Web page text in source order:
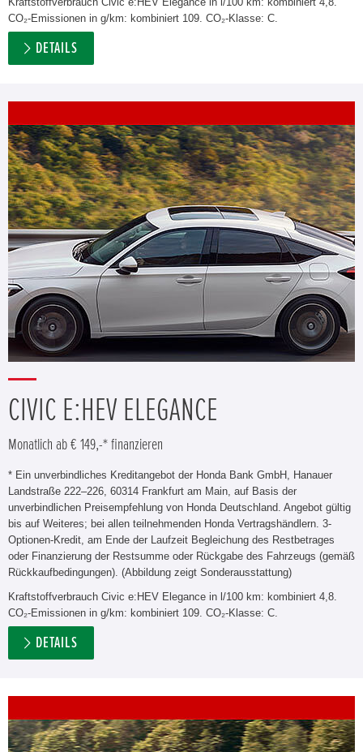
CO₂-Emissionen in g/km: kombiniert 109. CO₂-Klasse: C.
DETAILS
CIVIC E:HEV ELEGANCE
Monatlich ab € 149,-* finanzieren
* Ein unverbindliches Kreditangebot der Honda Bank GmbH, Hanauer
Landstraße 222–226, 60314 Frankfurt am Main, auf Basis der
unverbindlichen Preisempfehlung von Honda Deutschland. Angebot gültig
bis auf Weiteres; bei allen teilnehmenden Honda Vertragshändlern. 3-
Optionen-Kredit, am Ende der Laufzeit Begleichung des Restbetrages
oder Finanzierung der Restsumme oder Rückgabe des Fahrzeugs (gemäß
Rückkaufbedingungen). (Abbildung zeigt Sonderausstattung)
Kraftstoffverbrauch Civic e:HEV Elegance in l/100 km: kombiniert 4,8.
CO₂-Emissionen in g/km: kombiniert 109. CO₂-Klasse: C.
DETAILS